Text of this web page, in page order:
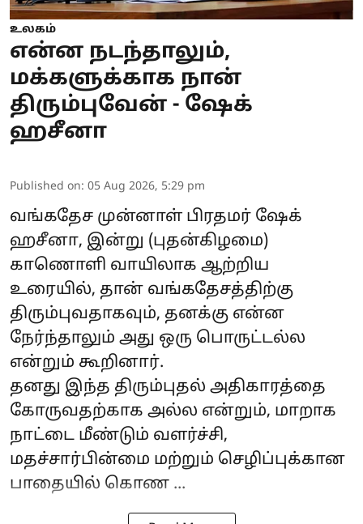
உலகம்
என்ன நடந்தாலும்,
மக்களுக்காக நான்
திரும்புவேன் - ஷேக்
ஹசீனா
Published on: 05 Aug 2026, 5:29 pm
வங்கதேச முன்னாள் பிரதமர் ஷேக்
ஹசீனா, இன்று (புதன்கிழமை)
காணொளி வாயிலாக ஆற்றிய
உரையில், தான் வங்கதேசத்திற்கு
திரும்புவதாகவும், தனக்கு என்ன
நேர்ந்தாலும் அது ஒரு பொருட்டல்ல
என்றும் கூறினார்.
தனது இந்த திரும்புதல் அதிகாரத்தை
கோருவதற்காக அல்ல என்றும், மாறாக
நாட்டை மீண்டும் வளர்ச்சி,
மதச்சார்பின்மை மற்றும் செழிப்புக்கான
பாதையில் கொண ...